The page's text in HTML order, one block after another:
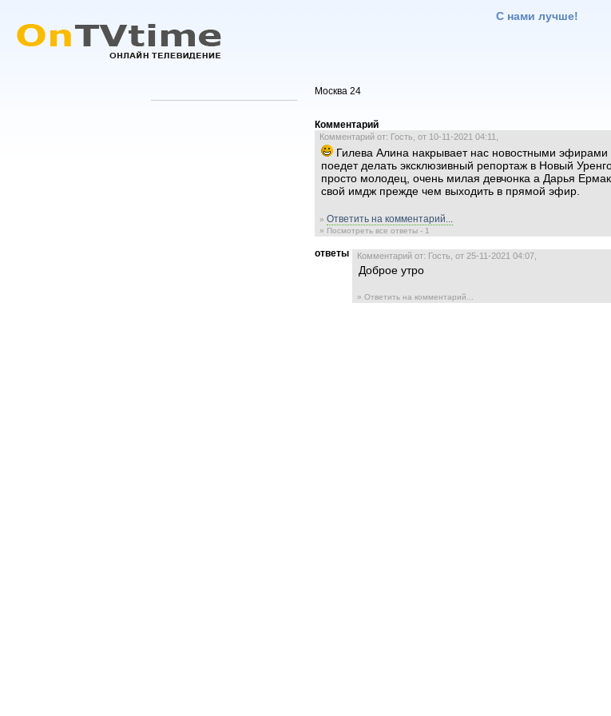
С нами лучше!
Москва 24
Комментарий
Комментарий от: Гость, от 10-11-2021 04:11,
Гилева Алина накрывает нас новостными эфирами
поедет делать эксклюзивный репортаж в Новый
просто молодец, очень милая девчонка а Дарья
свой имдж прежде чем выходить в прямой эфир.
» Ответить на комментарий...
» Посмотреть все ответы - 1
ответы Комментарий от: Гость, от 25-11-2021 04:07,
Доброе утро
» Ответить на комментарий...